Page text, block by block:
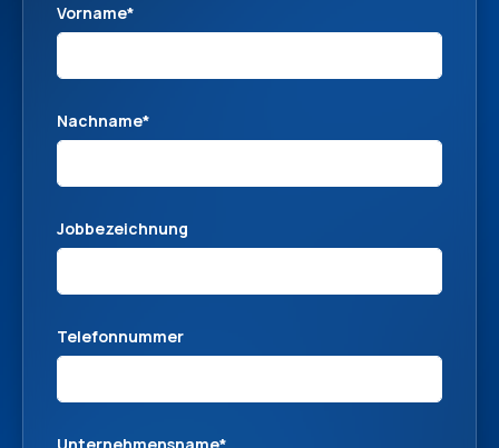
Vorname*
Nachname*
Jobbezeichnung
Telefonnummer